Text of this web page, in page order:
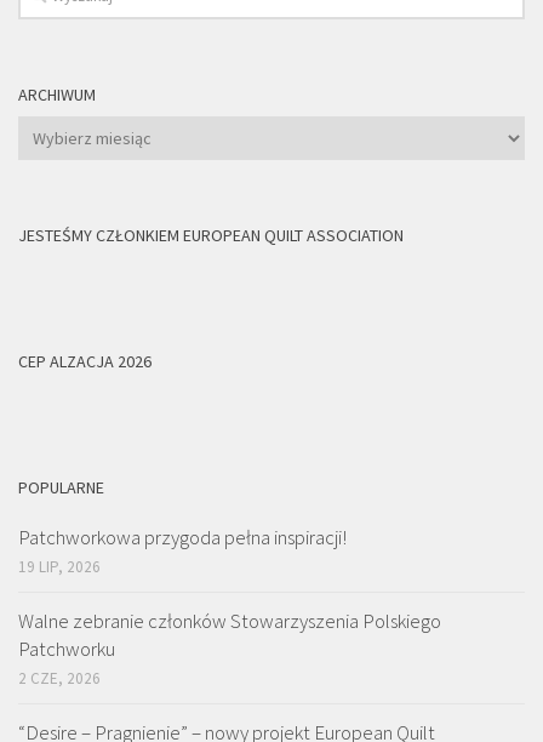
ARCHIWUM
Archiwum
JESTEŚMY CZŁONKIEM EUROPEAN QUILT ASSOCIATION
CEP ALZACJA 2026
POPULARNE
Patchworkowa przygoda pełna inspiracji!
19 LIP, 2026
Walne zebranie członków Stowarzyszenia Polskiego
Patchworku
2 CZE, 2026
“Desire – Pragnienie” – nowy projekt European Quilt